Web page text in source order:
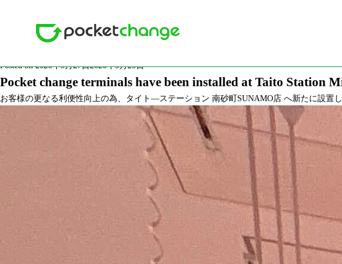
2026年5月27日2026年5月29日
Posted on 2026年5月27日2026年5月29日
Pocket change terminals have been installed at Taito Station
お客様の更なる利便性向上の為、タイト―ステーション 南砂町SUNAMO店 へ新たに設置